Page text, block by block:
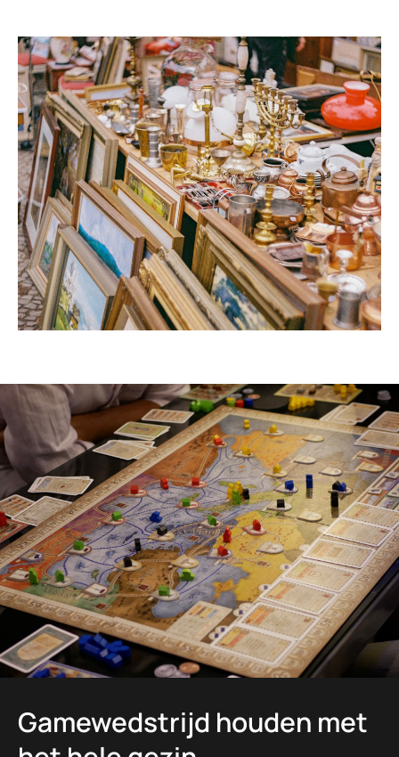
Gamewedstrijd houden met